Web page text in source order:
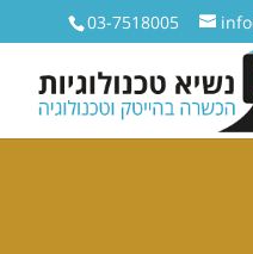
03-7518005